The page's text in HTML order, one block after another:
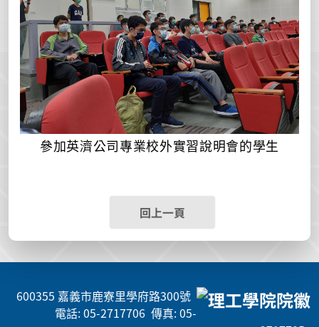
參加英濟公司專業校外實習說明會的學生
回上一頁
600355 嘉義市鹿寮里學府路300號
電話: 05-2717706 傳真: 05-